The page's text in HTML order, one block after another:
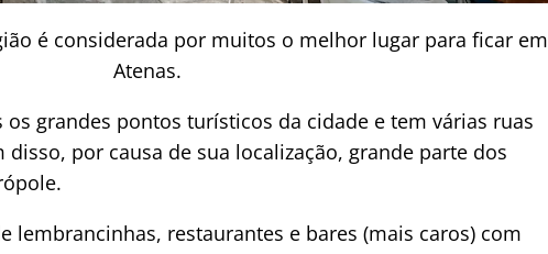
é considerada por muitos o melhor lugar para ficar em
Atenas.
grandes pontos turísticos da cidade e tem várias ruas
disso, por causa de sua localização, grande parte dos
lembrancinhas, restaurantes e bares (mais caros) com